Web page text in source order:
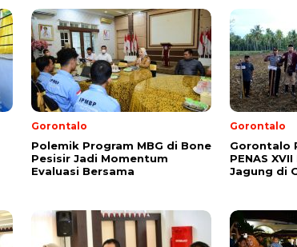
Gorontalo
Polemik Program MBG di Bone
Pesisir Jadi Momentum
Evaluasi Bersama
Gorontalo
Gorontalo
PENAS
Jagung di